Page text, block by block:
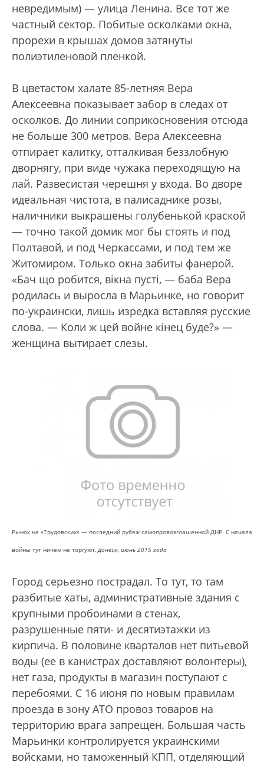
невредимым) — улица Ленина. Все тот же
частный сектор. Побитые осколками окна,
прорехи в крышах домов затянуты
полиэтиленовой пленкой.
В цветастом халате 85-летняя Вера
Алексеевна показывает забор в следах от
осколков. До линии соприкосновения отсюда
не больше 300 метров. Вера Алексеевна
отпирает калитку, отталкивая беззлобную
дворнягу, при виде чужака переходящую на
лай. Развесистая черешня у входа. Во дворе
идеальная чистота, в палисаднике розы,
наличники выкрашены голубенькой краской
— точно такой домик мог бы стоять и под
Полтавой, и под Черкассами, и под тем же
Житомиром. Только окна забиты фанерой.
«Бач що робится, вiкна пустi, — баба Вера
родилась и выросла в Марьинке, но говорит
по-украински, лишь изредка вставляя русские
слова. — Коли ж цей войне кiнец буде?» —
женщина вытирает слезы.
Рынок на «Трудовских» — последний рубеж самопровозглашенной ДНР. С начала
войны тут ничем не торгуют,Донецк, июнь 2015 года
Город серьезно пострадал. То тут, то там
разбитые хаты, административные здания с
крупными пробоинами в стенах,
разрушенные пяти- и десятиэтажки из
кирпича. В половине кварталов нет питьевой
воды (ее в канистрах доставляют волонтеры),
нет газа, продукты в магазин поступают с
перебоями. С 16 июня по новым правилам
проезда в зону АТО провоз товаров на
территорию врага запрещен. Большая часть
Марьинки контролируется украинскими
войсками, но таможенный КПП, отделяющий